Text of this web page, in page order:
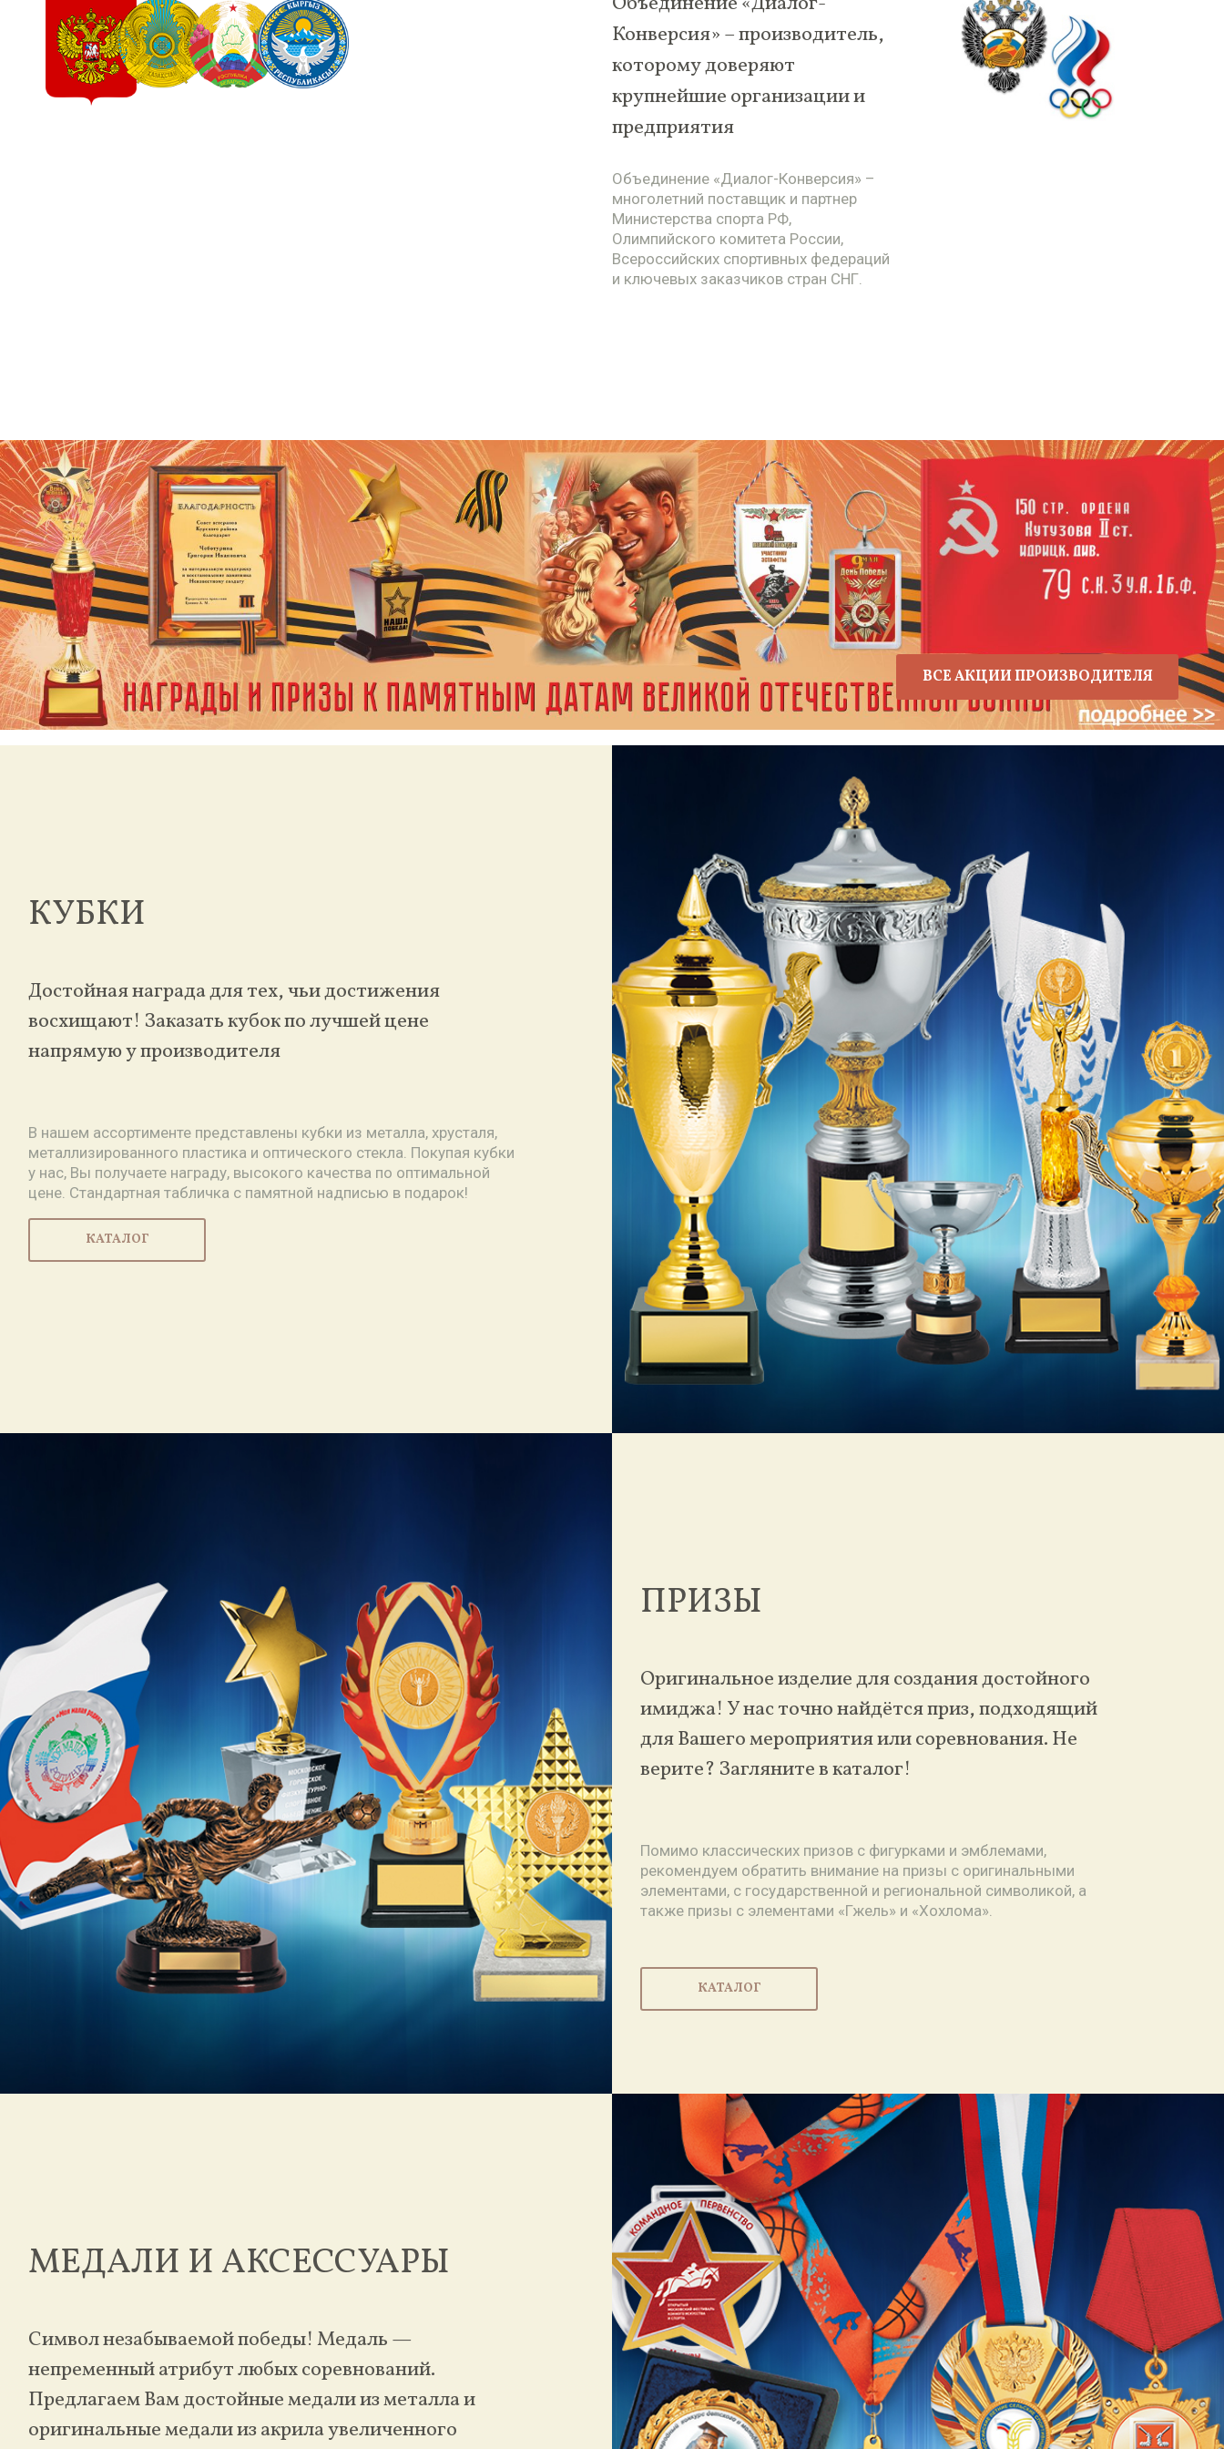
Конверсия» – производитель,
которому доверяют
крупнейшие организации и
предприятия
Объединение «Диалог-Конверсия» –
многолетний поставщик и партнер
Министерства спорта РФ,
Олимпийского комитета России,
Всероссийских спортивных федераций
и ключевых заказчиков стран СНГ.
ВСЕ АКЦИИ ПРОИЗВОДИТЕЛЯ
КУБКИ
Достойная награда для тех, чьи достижения
восхищают! Заказать кубок по лучшей цене
напрямую у производителя
В нашем ассортименте представлены кубки из металла, хрусталя,
металлизированного пластика и оптического стекла. Покупая кубки
у нас, Вы получаете награду, высокого качества по оптимальной
цене. Стандартная табличка с памятной надписью в подарок!
КАТАЛОГ
ПРИЗЫ
Оригинальное изделие для создания достойного
имиджа! У нас точно найдётся приз, подходящий
для Вашего мероприятия или соревнования. Не
верите? Загляните в каталог!
Помимо классических призов с фигурками и эмблемами,
рекомендуем обратить внимание на призы с оригинальными
элементами, с государственной и региональной символикой, а
также призы с элементами «Гжель» и «Хохлома».
КАТАЛОГ
МЕДАЛИ И АКСЕССУАРЫ
Символ незабываемой победы! Медаль —
непременный атрибут любых соревнований.
Предлагаем Вам достойные медали из металла и
оригинальные медали из акрила увеличенного